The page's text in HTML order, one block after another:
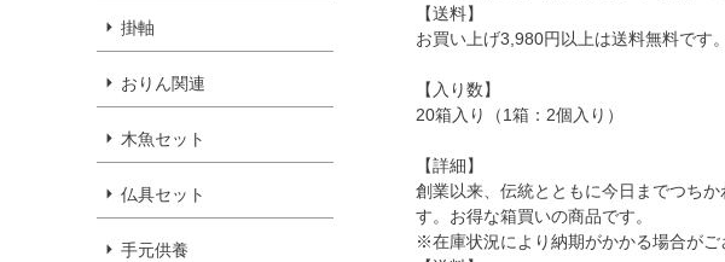
掛軸
おりん関連
木魚セット
仏具セット
手元供養
【送料】
お買い上げ3,980円以上は送料無料です
【入り数】
20箱入り（1箱：2個入り）
【詳細】
創業以来、伝統とともに今日までつち
す。お得な箱買いの商品です。
※在庫状況により納期がかかる場合がご